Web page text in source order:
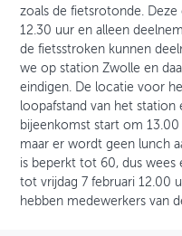
zoals de fietsrotonde.
12.30 uur en alleen
de fietsstroken kunnen
we op station Zwolle en
eindigen. De locatie voor
loopafstand van het
bijeenkomst start om
maar er wordt geen lunch
is beperkt tot 60, dus wees
tot vrijdag 7 februari 12.00
hebben medewerkers van